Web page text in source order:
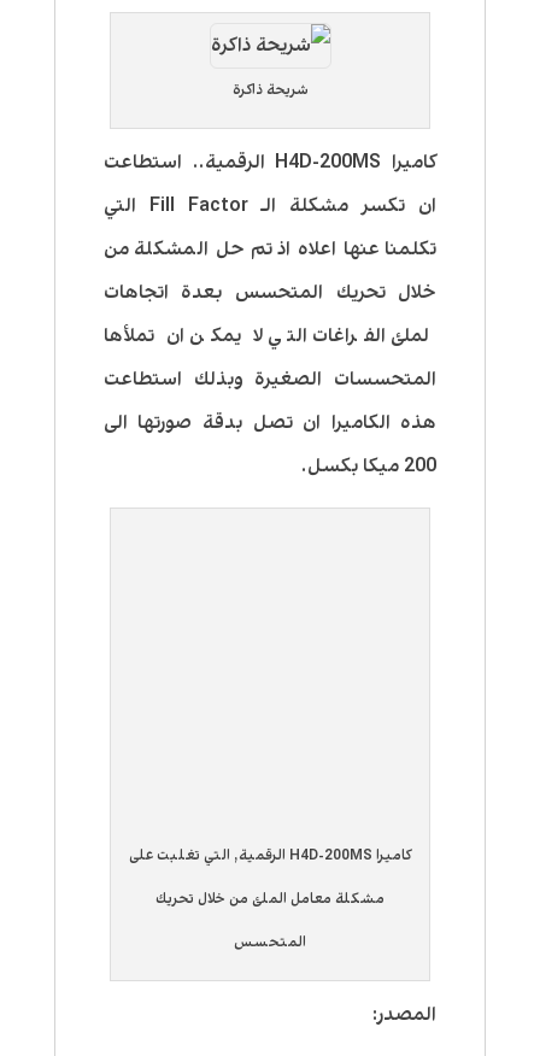
شريحة ذاكرة
كاميرا H4D-200MS الرقمية.. استطاعت
ان تكسر مشكلة الـ Fill Factor التي
تكلمنا عنها اعلاه اذ تم حل المشكلة من
خلال تحريك المتحسس بعدة اتجاهات
لملئ الفراغات التي لا يمكن ان تملأها
المتحسسات الصغيرة وبذلك استطاعت
هذه الكاميرا ان تصل بدقة صورتها الى
200 ميكا بكسل.
كاميرا H4D-200MS الرقمية, التي تغلبت على
مشكلة معامل الملئ من خلال تحريك
المتحسس
المصدر: